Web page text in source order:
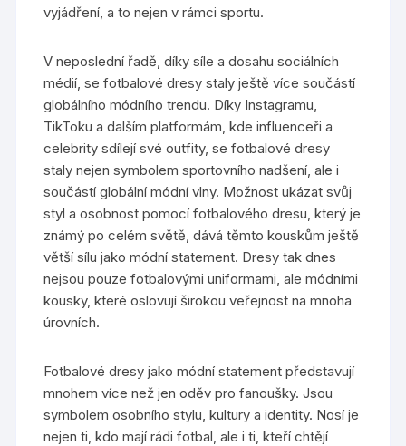
vyjádření, a to nejen v rámci sportu.
V neposlední řadě, díky síle a dosahu sociálních
médií, se fotbalové dresy staly ještě více součástí
globálního módního trendu. Díky Instagramu,
TikToku a dalším platformám, kde influenceři a
celebrity sdílejí své outfity, se fotbalové dresy
staly nejen symbolem sportovního nadšení, ale i
součástí globální módní vlny. Možnost ukázat svůj
styl a osobnost pomocí fotbalového dresu, který je
známý po celém světě, dává těmto kouskům ještě
větší sílu jako módní statement. Dresy tak dnes
nejsou pouze fotbalovými uniformami, ale módními
kousky, které oslovují širokou veřejnost na mnoha
úrovních.
Fotbalové dresy jako módní statement představují
mnohem více než jen oděv pro fanoušky. Jsou
symbolem osobního stylu, kultury a identity. Nosí je
nejen ti, kdo mají rádi fotbal, ale i ti, kteří chtějí